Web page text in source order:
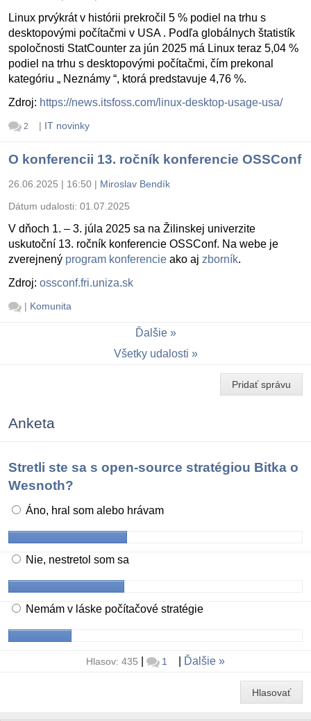
Linux prvýkrát v histórii prekročil 5 % podiel na trhu s
desktopovými počítačmi v USA . Podľa globálnych štatistík
spoločnosti StatCounter za jún 2025 má Linux teraz 5,04 %
podiel na trhu s desktopovými počítačmi, čím prekonal
kategóriu „ Neznámy “, ktorá predstavuje 4,76 %.
Zdroj: https://news.itsfoss.com/linux-desktop-usage-usa/
2 | IT novinky
O konferencii 13. ročník konferencie OSSConf
26.06.2025 | 16:50 | Miroslav Bendík
Dátum udalosti: 01.07.2025
V dňoch 1. – 3. júla 2025 sa na Žilinskej univerzite
uskutoční 13. ročník konferencie OSSConf. Na webe je
zverejnený program konferencie ako aj zborník.
Zdroj: ossconf.fri.uniza.sk
| Komunita
Ďalšie
Všetky udalosti
Pridať správu
Anketa
Stretli ste sa s open-source stratégiou Bitka o
Wesnoth?
Áno, hral som alebo hrávam
Nie, nestretol som sa
Nemám v láske počítačové stratégie
Hlasov: 435 1 Ďalšie
Hlasovať